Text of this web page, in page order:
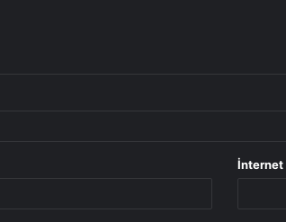
İnternet